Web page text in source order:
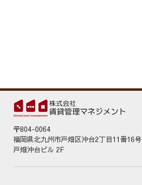
〒804-0064
福岡県北九州市戸畑区沖台2丁目11番16号
戸畑沖台ビル 2F